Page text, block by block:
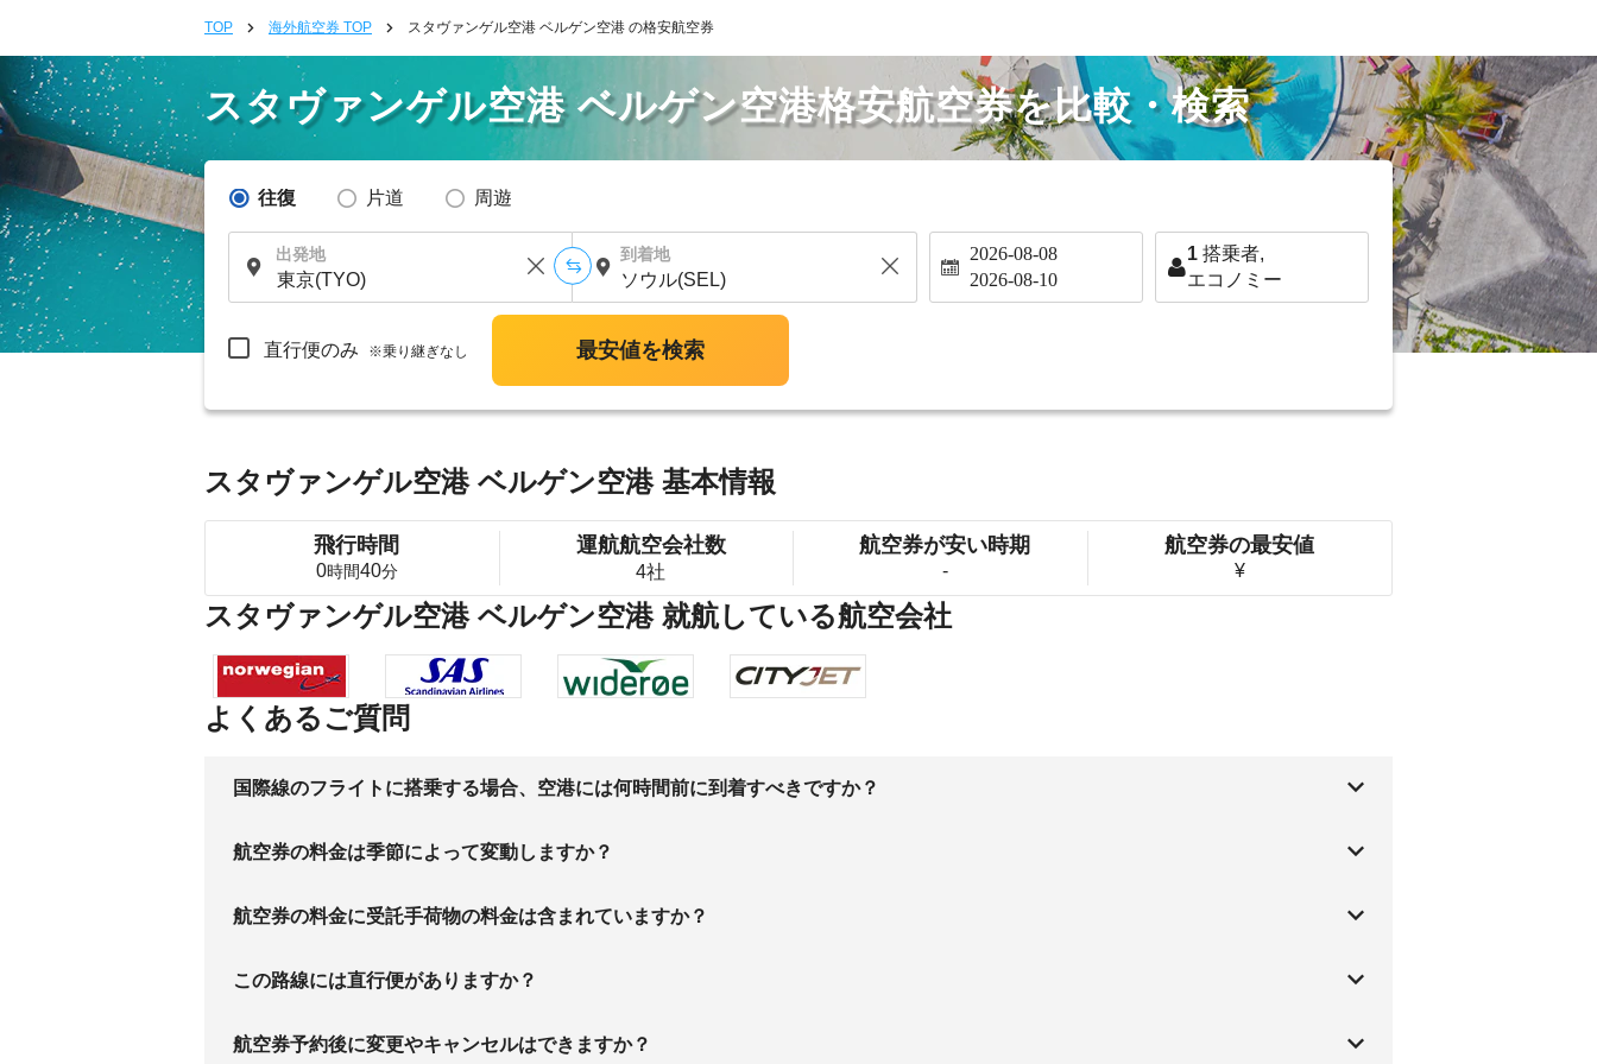
TOP 海外航空券 TOP スタヴァンゲル空港 ベルゲン空港 の格安航空券
スタヴァンゲル空港 ベルゲン空港格安航空券を比較・検索
往復 片道 周遊
出発地 到着地 2026-08-08
2026-08-10
1 搭乗者,
エコノミー
直行便のみ ※乗り継ぎなし 最安値を検索
スタヴァンゲル空港 ベルゲン空港 基本情報
飛行時間
0時間40分
運航航空会社数
4社
航空券が安い時期
-
航空券の最安値
¥
スタヴァンゲル空港 ベルゲン空港 就航している航空会社
よくあるご質問
国際線のフライトに搭乗する場合、空港には何時間前に到着すべきですか？
航空券の料金は季節によって変動しますか？
航空券の料金に受託手荷物の料金は含まれていますか？
この路線には直行便がありますか？
航空券予約後に変更やキャンセルはできますか？